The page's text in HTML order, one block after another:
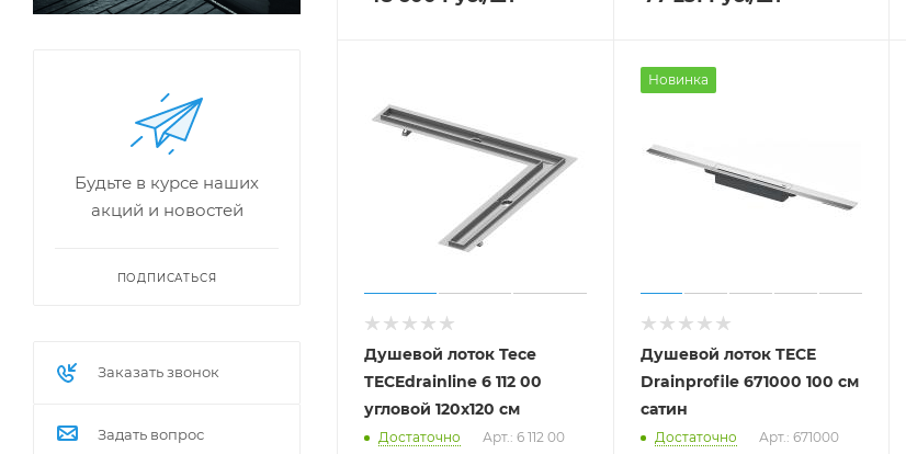
Душевой лоток Tece
TECEdrainline 6 112 00
угловой 120х120 см
Достаточно Арт.: 6 112 00
Новинка
Душевой лоток TECE
Drainprofile 671000 100 см
сатин
Достаточно Арт.: 671000
Будьте в курсе наших
акций и новостей
ПОДПИСАТЬСЯ
Заказать звонок
Задать вопрос